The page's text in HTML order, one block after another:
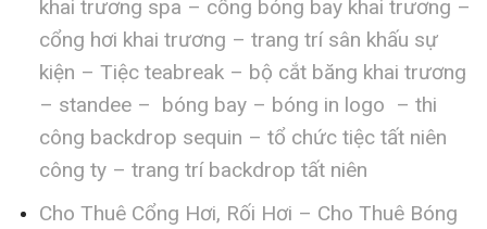
khai trương spa – cổng bóng bay khai trương –
cổng hơi khai trương – trang trí sân khấu sự
kiện – Tiệc teabreak – bộ cắt băng khai trương
– standee – bóng bay – bóng in logo – thi
công backdrop sequin – tổ chức tiệc tất niên
công ty – trang trí backdrop tất niên
Cho Thuê Cổng Hơi, Rối Hơi – Cho Thuê Bóng